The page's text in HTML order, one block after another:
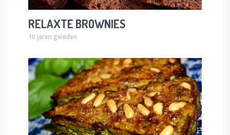
RELAXTE BROWNIES
10 jaren geleden